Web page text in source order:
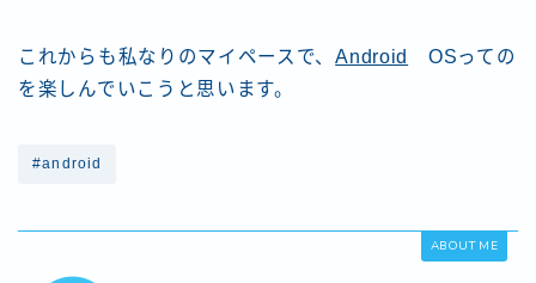
これからも私なりのマイペースで、Android
OSっての
を楽しんでいこうと思います。
#android
ABOUT ME